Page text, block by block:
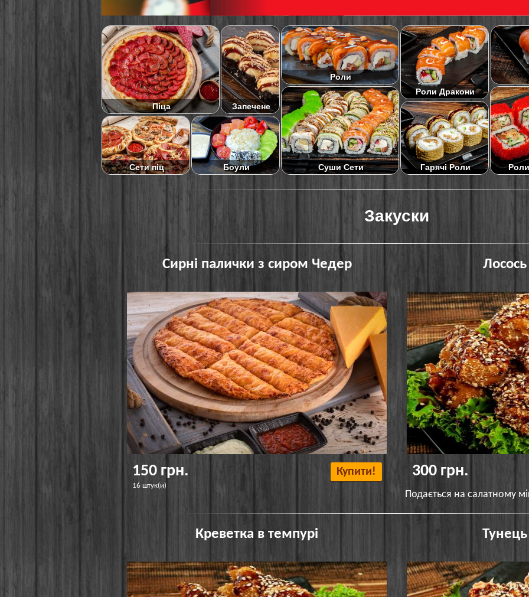
Піца Запечене
Роли
Роли Дракони
Сети піц Боули Суши Сети Гарячі Роли Роли
Закуски
Сирні палички з сиром Чедер
150 грн.
16 штук(и)
Купити! 300 грн.
Подається на салатному
Креветка в темпурі